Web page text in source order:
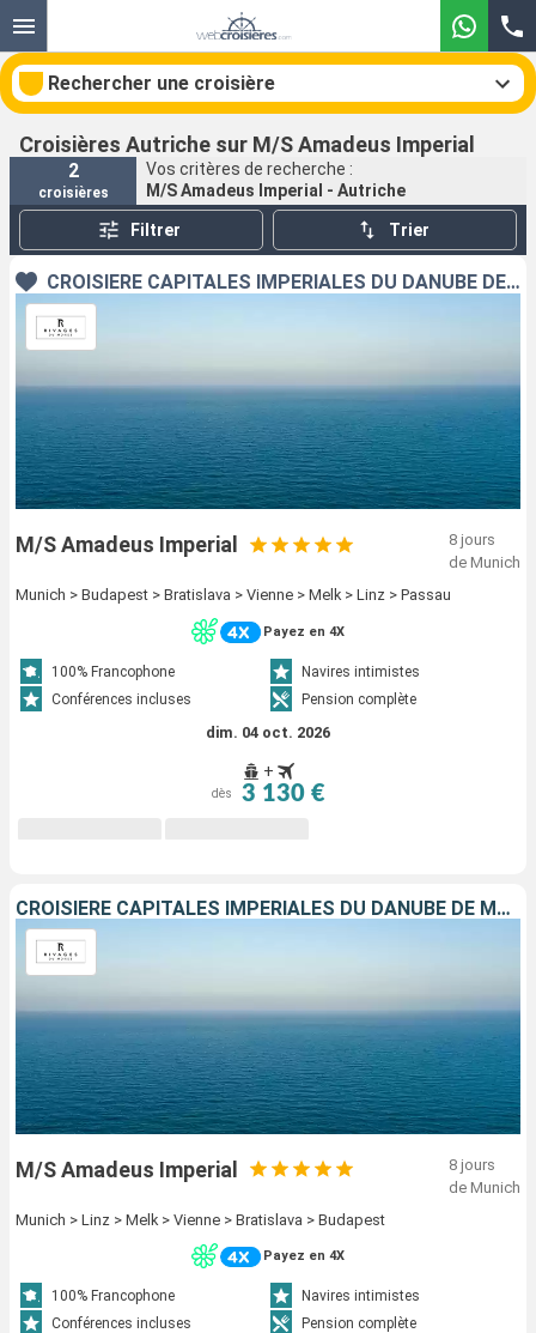
Rechercher une croisière
Nos destinations
Ports
Rechercher
Croisières Autriche sur M/S Amadeus Imperial
2
croisières
Vos critères de recherche :
M/S Amadeus Imperial - Autriche
Filtrer Trier
CROISIÈRE CAPITALES IMPÉRIALES DU DANUBE DE BUDAPEST À MUNICH
M/S Amadeus Imperial
8 jours
de Munich
Munich > Budapest > Bratislava > Vienne > Melk > Linz > Passau
Payez en 4X
100% Francophone
Navires intimistes
Conférences incluses
Pension complète
dim. 04 oct. 2026
+
dès 3 130 €
CROISIÈRE CAPITALES IMPÉRIALES DU DANUBE DE MUNICH À BUDAPEST
M/S Amadeus Imperial
8 jours
de Munich
Munich > Linz > Melk > Vienne > Bratislava > Budapest
Payez en 4X
100% Francophone
Navires intimistes
Conférences incluses
Pension complète